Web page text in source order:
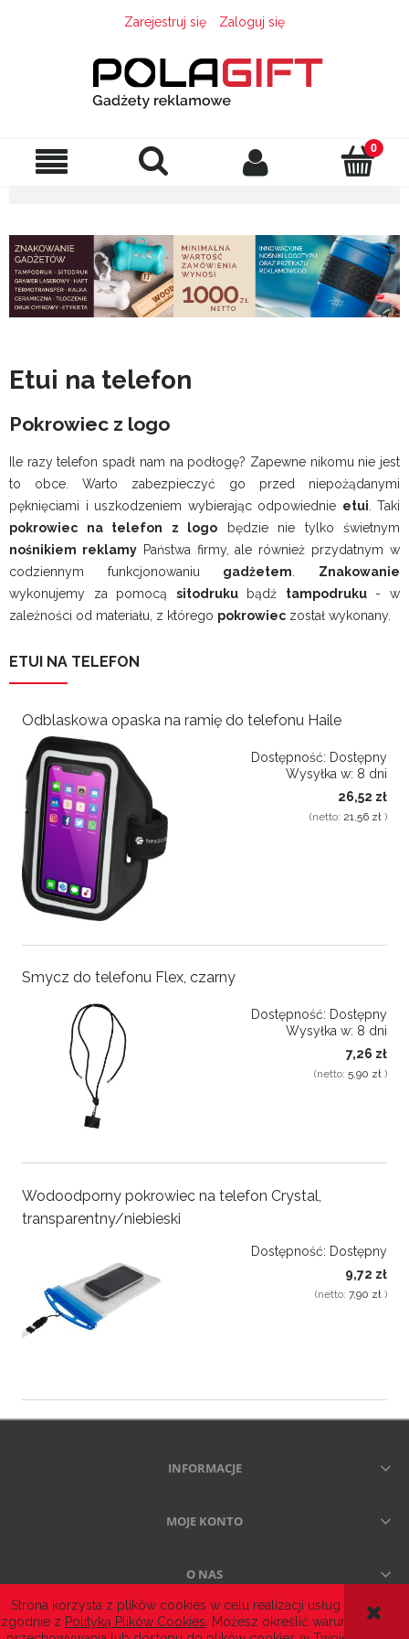
Strona korzysta z plików cookies w celu realizacji usług i
zgodnie z Polityką Plików Cookies . Możesz określić warunki
Zarejestruj się Zaloguj się
Etui na telefon
Pokrowiec z logo
Ile razy telefon spadł nam na podłogę? Zapewne nikomu nie jest
to obce. Warto zabezpieczyć go przed niepożądanymi
pęknięciami i uszkodzeniem wybierając odpowiednie etui. Taki
pokrowiec na telefon z logo będzie nie tylko świetnym
nośnikiem reklamyPaństwa firmy, ale również przydatnym w
codziennym funkcjonowaniu gadżetem. Znakowanie
wykonujemy za pomocą sitodrukubądź tampodruku- w
zależności od materiału, z którego pokrowiec został wykonany.
ETUI NA TELEFON
Odblaskowa opaska na ramię do telefonu Haile
Dostępność: Dostępny
Wysyłka w: 8 dni
26,52 zł
(netto: 21,56 zł )
Smycz do telefonu Flex, czarny
Dostępność: Dostępny
Wysyłka w: 8 dni
7,26 zł
(netto: 5,90 zł )
Wodoodporny pokrowiec na telefon Crystal,
transparentny/niebieski
Dostępność: Dostępny
9,72 zł
(netto: 7,90 zł )
INFORMACJE
MOJE KONTO
O NAS
POKAŻ PEŁNĄ WERSJĘ STRONY